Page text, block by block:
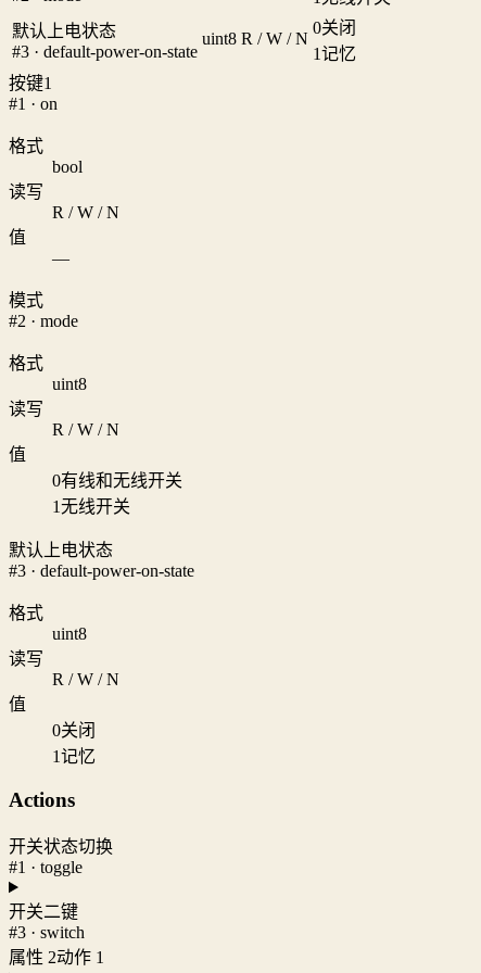
默认上电状态
#3 · default-power-on-state
uint8 R / W / N
0关闭
1记忆
按键1
#1 · on
格式
bool
读写
R / W / N
值
—
模式
#2 · mode
格式
uint8
读写
R / W / N
值
0有线和无线开关
1无线开关
默认上电状态
#3 · default-power-on-state
格式
uint8
读写
R / W / N
值
0关闭
1记忆
Actions
开关状态切换
#1 · toggle
开关二键
#3 · switch
属性 2动作 1